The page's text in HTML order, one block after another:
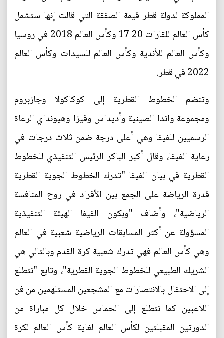
المملوكة لدولة قطر قيمة الصفقة التي قالت إنها ستشمل
كأس العالم للقارات 20 17 وكأس العالم 2018 في روسيا
وكأس العالم للأندية وكأس العالم للسيدات وكأس العالم
2022 في قطر.
وتنضم الخطوط القطرية إلى كوكاكولا وجازبروم
ومجموعة واندا الصينية وأديداس وفيزا وهيونداي الرعاة
الرسميين للفيفا وهي أعلى درجة ضمن ثلاث درجات في
رعاية الفيفا، وقال أكبر الباكر الرئيس التنفيذي للخطوط
القطرية في بيان الفيفا "تدرك الخطوط الجوية القطرية
قدرة الرياضة على الجمع بين الأفراد في روح المنافسة
الرياضية"، وأضاف "وبكون الفيفا الهيئة التنفيذية
المسؤولة عن أكثر المسابقات الرياضية شعبية في العالم
وهي كأس العالم فهي تدرك شعبية كرة القدم وبالتالي هي
الشريك الطبيعي للخطوط الجوية القطرية"، وتابع "نتطلع
إلى الاحتفال بالانتصارات مع المشجعين المستلهمين من فن
اللاعبين كما نتطلع إلى الحماس خلال كل مباراة من
الدورتين المقبلتين لكأس العالم لغاية كأس العالم لكرة